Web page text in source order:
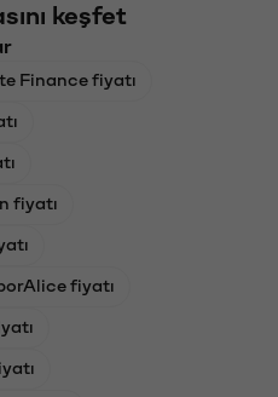
keşfet
Finance fiyatı
fiyatı
fiyatı